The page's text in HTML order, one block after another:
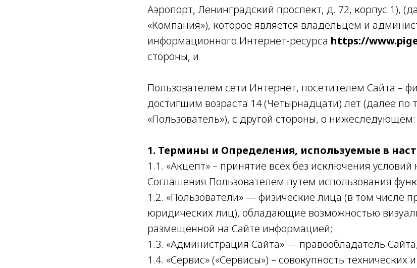
Аэропорт, Ленинградский проспект, д. 72, корпус 1),
«Компания»), которое является владельцем и
информационного Интернет-ресурса https://
стороны, и
Пользователем сети Интернет, посетителем Сайта –
достигшим возраста 14 (Четырнадцати) лет (далее по
«Пользователь»), с другой стороны, о нижеследующем:
1. Термины и Определения, используемые в
1.1. «Акцепт» – принятие всех без исключения условий
Соглашения Пользователем путем использования
1.2. «Пользователи» — физические лица (в том числе
юридических лиц), обладающие возможностью
размещенной на Сайте информацией;
1.3. «Администрация Сайта» — правообладатель Сайта;
1.4. «Сервис» («Сервисы») – совокупность технических